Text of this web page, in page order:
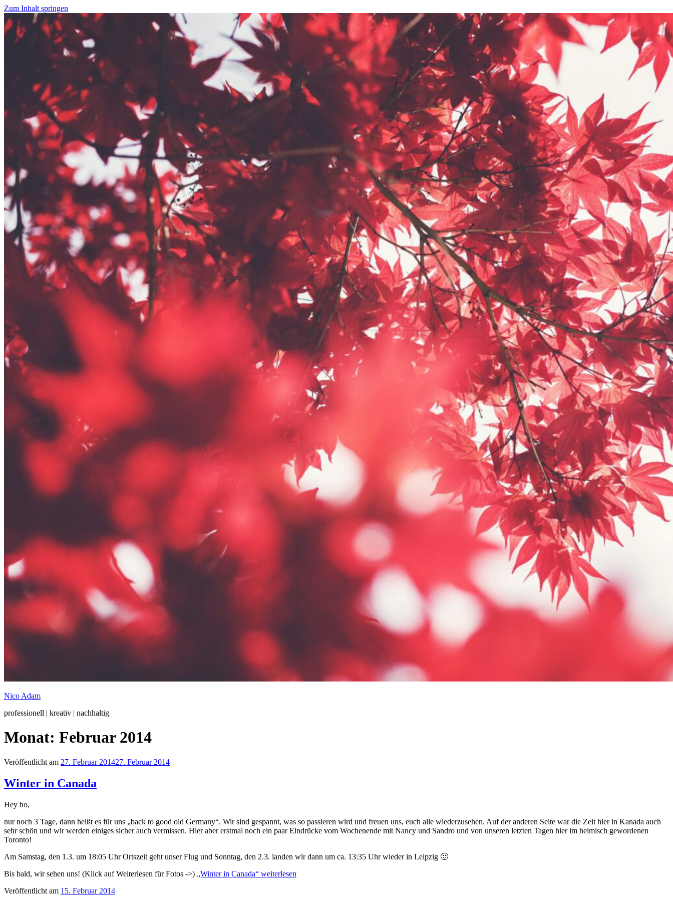
Zum Inhalt springen
Nico Adam
professionell | kreativ | nachhaltig
Monat: Februar 2014
Veröffentlicht am 27. Februar 201427. Februar 2014
Winter in Canada
Hey ho,
nur noch 3 Tage, dann heißt es für uns „back to good old Germany“. Wir sind gespannt, was so passieren wird und freuen uns, euch alle wiederzusehen. Auf der anderen Seite war die Zeit hier in Kanada auch
sehr schön und wir werden einiges sicher auch vermissen. Hier aber erstmal noch ein paar Eindrücke vom Wochenende mit Nancy und Sandro und von unseren letzten Tagen hier im heimisch gewordenen
Toronto!
Am Samstag, den 1.3. um 18:05 Uhr Ortszeit geht unser Flug und Sonntag, den 2.3. landen wir dann um ca. 13:35 Uhr wieder in Leipzig 🙂
Bis bald, wir sehen uns! (Klick auf Weiterlesen für Fotos ->) „Winter in Canada“ weiterlesen
Veröffentlicht am 15. Februar 2014